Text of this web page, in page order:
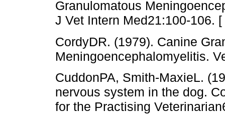
Granulomatous
J Vet Intern Med21:100-106. [
CordyDR. (1979). Canine
Meningoencephalomyelitis.
CuddonPA, Smith-MaxieL.
nervous system in the dog.
for the Practising